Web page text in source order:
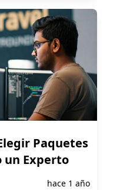
Paquetes
un Experto
hace 1 año